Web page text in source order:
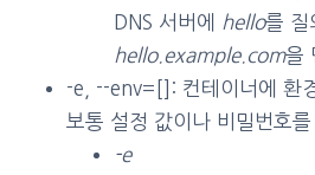
DNS 서버에
hello를 질
hello.example.com을
-e, --env=[]: 컨테이너에 환
보통 설정 값이나 비밀번호
-e